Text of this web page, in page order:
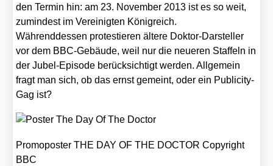
den Ter­min hin: am 23. Novem­ber 2013 ist es so weit,
zumin­dest im Ver­ei­nig­ten König­reich.
Wäh­rend­des­sen pro­tes­tie­ren älte­re Dok­tor-Dar­stel­ler
vor dem BBC-Gebäu­de, weil nur die neue­ren Staf­feln in
der Jubel-Epi­so­de berück­sich­tigt wer­den. All­ge­mein
fragt man sich, ob das ernst gemeint, oder ein Publi­ci­ty-
Gag ist?
Pro­mo­pos­ter THE DAY OF THE DOCTOR Copy­right
BBC